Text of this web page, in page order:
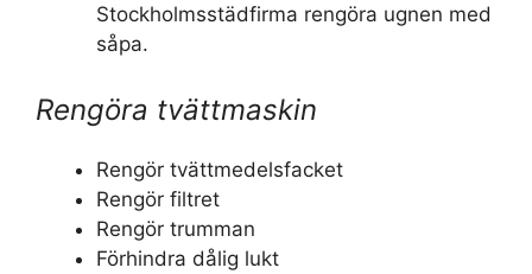
Stockholmsstädfirma rengöra ugnen med
såpa.
Rengöra tvättmaskin
Rengör tvättmedelsfacket
Rengör filtret
Rengör trumman
Förhindra dålig lukt